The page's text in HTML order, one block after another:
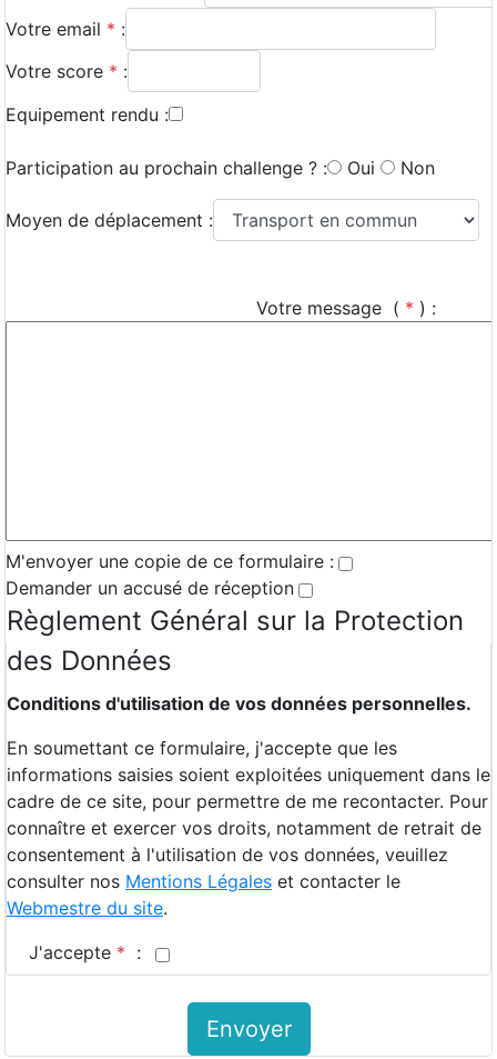
Votre email * :
Votre score * :
Equipement rendu :
Participation au prochain challenge ? : Oui Non
Moyen de déplacement :
Votre message ( * ) :
M'envoyer une copie de ce formulaire :
Demander un accusé de réception
Règlement Général sur la Protection
des Données
Conditions d'utilisation de vos données personnelles.
En soumettant ce formulaire, j'accepte que les
informations saisies soient exploitées uniquement dans le
cadre de ce site, pour permettre de me recontacter. Pour
connaître et exercer vos droits, notamment de retrait de
consentement à l'utilisation de vos données, veuillez
consulter nos Mentions Légales et contacter le
Webmestre du site.
J'accepte * :
Envoyer